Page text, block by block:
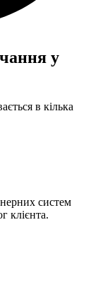
у
в кілька
систем
клієнта.